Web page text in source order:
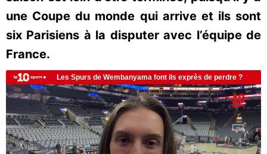
une Coupe du monde qui arrive et ils sont
six Parisiens à la disputer avec l’équipe de
France.